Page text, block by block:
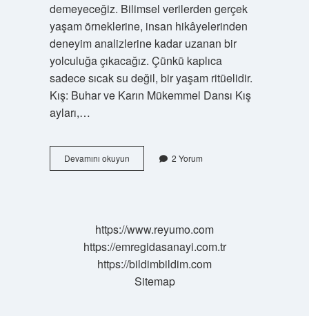
demeyeceğiz. Bilimsel verilerden gerçek
yaşam örneklerine, insan hikâyelerinden
deneyim analizlerine kadar uzanan bir
yolculuğa çıkacağız. Çünkü kaplıca
sadece sıcak su değil, bir yaşam ritüelidir.
Kış: Buhar ve Karın Mükemmel Dansı Kış
ayları,…
Devamını okuyunKaplıcaya
hangi
2 Yorum
https://www.reyumo.com
https://emregidasanayi.com.tr
https://bildimbildim.com
Sitemap